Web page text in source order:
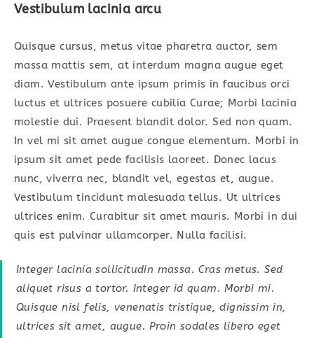
Vestibulum lacinia arcu
Quisque cursus, metus vitae pharetra auctor, sem
massa mattis sem, at interdum magna augue eget
diam. Vestibulum ante ipsum primis in faucibus orci
luctus et ultrices posuere cubilia Curae; Morbi lacinia
molestie dui. Praesent blandit dolor. Sed non quam.
In vel mi sit amet augue congue elementum. Morbi in
ipsum sit amet pede facilisis laoreet. Donec lacus
nunc, viverra nec, blandit vel, egestas et, augue.
Vestibulum tincidunt malesuada tellus. Ut ultrices
ultrices enim. Curabitur sit amet mauris. Morbi in dui
quis est pulvinar ullamcorper. Nulla facilisi.
Integer lacinia sollicitudin massa. Cras metus. Sed
aliquet risus a tortor. Integer id quam. Morbi mi.
Quisque nisl felis, venenatis tristique, dignissim in,
ultrices sit amet, augue. Proin sodales libero eget